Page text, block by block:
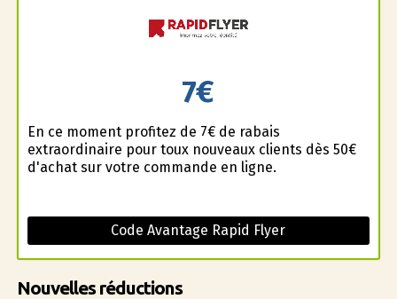
7€
En ce moment profitez de 7€ de rabais
extraordinaire pour toux nouveaux clients dès 50€
d'achat sur votre commande en ligne.
Code Avantage Rapid Flyer
Nouvelles réductions